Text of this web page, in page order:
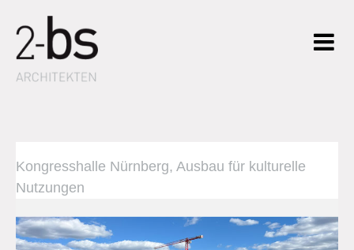
Kongresshalle Nürnberg, Ausbau für kulturelle
Nutzungen